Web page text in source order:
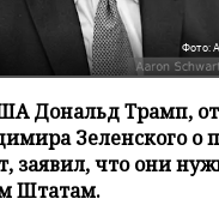
Фото:
Дональд Трамп,
Зеленского о
заявил, что они
Штатам.